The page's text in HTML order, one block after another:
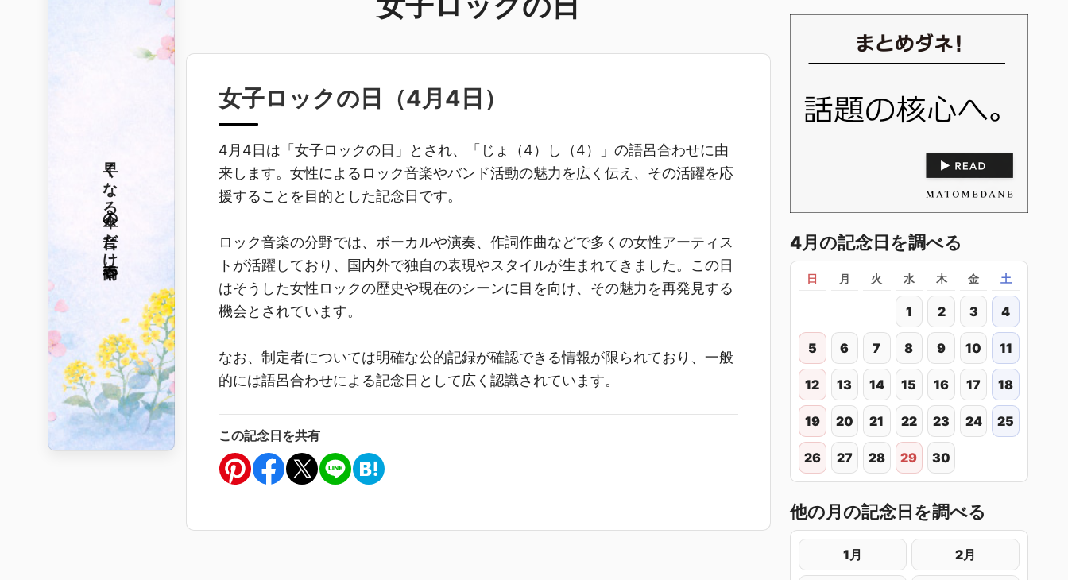
女子ロックの日（4月4日 ）
4月4日は「女子ロックの日」とされ、「じょ（4）し（4）」の語呂合わせに由
来します。女性によるロック音楽やバンド活動の魅力を広く伝え、その活躍を応
援することを目的とした記念日です。
ロック音楽の分野では、ボーカルや演奏、作詞作曲などで多くの女性アーティス
トが活躍しており、国内外で独自の表現やスタイルが生まれてきました。この日
はそうした女性ロックの歴史や現在のシーンに目を向け、その魅力を再発見する
機会とされています。
なお、制定者については明確な公的記録が確認できる情報が限られており、一般
的には語呂合わせによる記念日として広く認識されています。
この記念日を共有
4月の記念日を調べる
日 月 火 水 木 金 土
1 2 3 4
5 6 7 8 9 10 11
12 13 14 15 16 17 18
19 20 21 22 23 24 25
26 27 28 29 30
他の月の記念日を調べる
1月 2月
春雨や
傘の音だけ
早くなる